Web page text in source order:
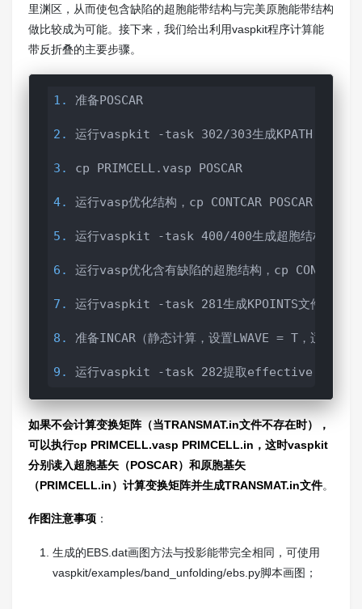
里渊区，从而使包含缺陷的超胞能带结构与完美原胞能带结构
做比较成为可能。接下来，我们给出利用vaspkit程序计算能
带反折叠的主要步骤。
1. 准备POSCAR
2. 运行vaspkit -task 302/303生成KPATH.in文件
3. cp PRIMCELL.vasp POSCAR
4. 运行vasp优化结构，cp CONTCAR POSCAR
5. 运行vaspkit -task 400/400生成超胞结构
6. 运行vasp优化含有缺陷的超胞结构，cp CONTCAR
7. 运行vaspkit -task 281生成KPOINTS文件
8. 准备INCAR（静态计算，设置LWAVE = T，适当增加
9. 运行vaspkit -task 282提取effective band
如果不会计算变换矩阵（当TRANSMAT.in文件不存在时），
可以执行cp PRIMCELL.vasp PRIMCELL.in，这时vaspkit
分别读入超胞基矢（POSCAR）和原胞基矢
（PRIMCELL.in）计算变换矩阵并生成TRANSMAT.in文件。
作图注意事项 ：
生成的EBS.dat画图方法与投影能带完全相同，可使用
vaspkit/examples/band_unfolding/ebs.py脚本画图；